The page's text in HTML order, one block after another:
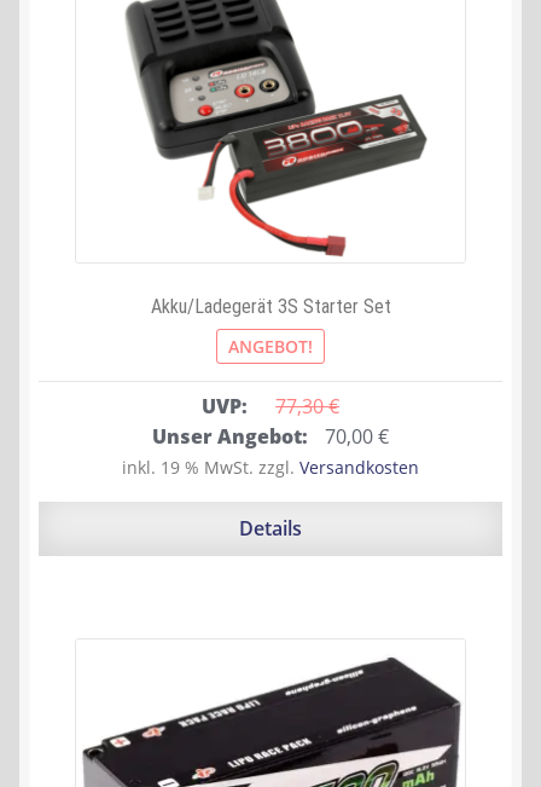
Akku/Ladegerät 3S Starter Set
ANGEBOT!
UVP: 77,30 €
Ursprünglicher
Preis
war:
Unser Angebot: 70,00€Aktueller
Preis
ist:
inkl. 19 % MwSt. zzgl. Versandkosten
Details